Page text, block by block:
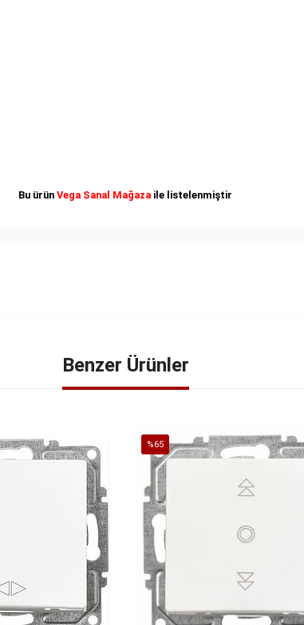
Bu ürün Vega Sanal Mağaza ile listelenmiştir
Benzer Ürünler
%65
İndirim
%65İndirim